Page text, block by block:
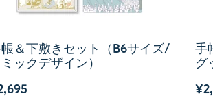
＆下敷きセット（B6サイズ/
ックデザイン）
手
グ